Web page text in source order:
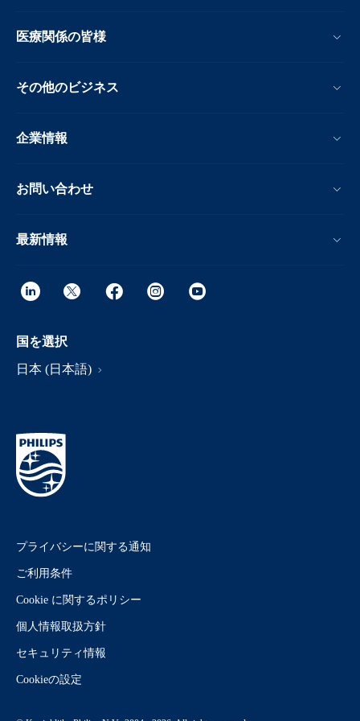
医療関係の皆様
その他のビジネス
企業情報
お問い合わせ
最新情報
国を選択
日本 (日本語)
プライバシーに関する通知
ご利用条件
Cookie に関するポリシー
個人情報取扱方針
セキュリティ情報
Cookieの設定